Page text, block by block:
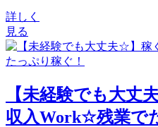
詳しく
見る
【未経験でも大丈
収入Work☆残業で